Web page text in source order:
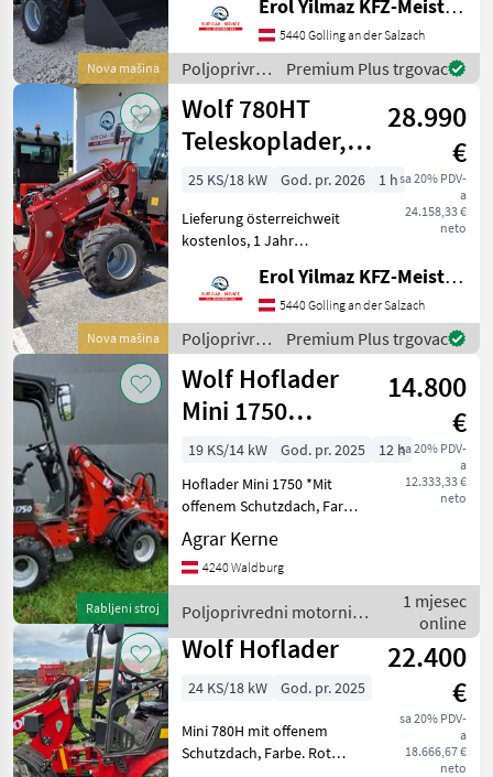
Nova mašina
Zusatzgarantie bis zu 4j.
möglich. Gerät ist sofort
verfügbar. Wir verkaufen
einen neuen, top
ausgestatte
Erol Yilmaz KFZ-Meisterbetrieb
5440 Golling an der Salzach
Poljoprivredni
motorni
strojevi /
Wolf
Premium Plus trgovac
Nova mašina
Wolf 780HT
Teleskoplader,
Kubota,
Radlader,
Hoflader
28.990
€
sa 20% PDV-
a
24.158,33 €
neto
25 KS/18 kW God. pr. 2026
1 h
Lieferung österreichweit
kostenlos, 1 Jahr
Zusatzgarantie bis zu 4j.
möglich. ACHTUNG! Gerät
momentan ausverkauft, die
nächste Bestellung kommt
voraus
Erol Yilmaz KFZ-Meisterbetrieb
5440 Golling an der Salzach
Poljoprivredni
motorni
strojevi /
Wolf
Premium Plus trgovac
Rabljeni stroj
Wolf Hoflader
Mini 1750
Elektrik
14.800
€
sa 20% PDV-
a
12.333,33 €
neto
19 KS/14 kW God. pr. 2025
12 h
Hoflader Mini 1750 *Mit
offenem Schutzdach, Farbe.
Rot *Antrieb Elektro Allrad
2. Fahrmotore
*Antriebsmotor für
*2.Drehzahlen Niedrig 800
U/mi
Agrar Kerne
4240 Waldburg
Poljoprivredni motorni
strojevi / Wolf
1 mjesec
online
Wolf Hoflader
22.400
€
sa 20% PDV-
a
18.666,67 €
neto
24 KS/18 kW God. pr. 2025
Mini 780H mit offenem
Schutzdach, Farbe. Rot